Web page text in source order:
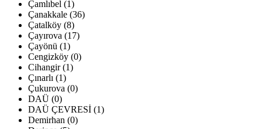
Çamlıbel (1)
Çanakkale (36)
Çatalköy (8)
Çayırova (17)
Çayönü (1)
Cengizköy (0)
Cihangir (1)
Çınarlı (1)
Çukurova (0)
DAÜ (0)
DAÜ ÇEVRESİ (1)
Demirhan (0)